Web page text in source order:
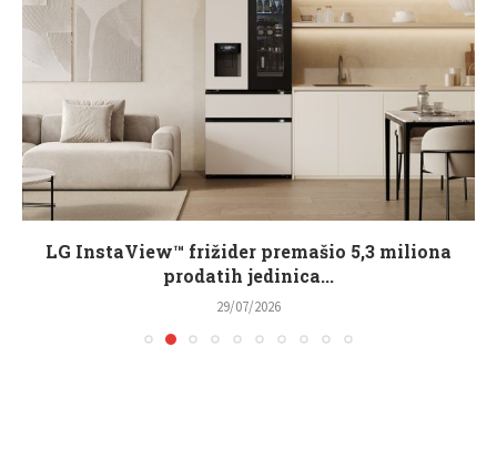
LG InstaView™ frižider premašio 5,3 miliona
prodatih jedinica...
29/07/2026